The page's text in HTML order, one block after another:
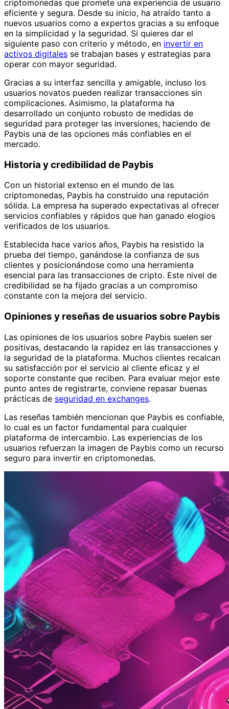
criptomonedas que promete una experiencia de usuario
eficiente y segura. Desde su inicio, ha atraído tanto a
nuevos usuarios como a expertos gracias a su enfoque
en la simplicidad y la seguridad. Si quieres dar el
siguiente paso con criterio y método, en invertir en
activos digitales se trabajan bases y estrategias para
operar con mayor seguridad.
Gracias a su interfaz sencilla y amigable, incluso los
usuarios novatos pueden realizar transacciones sin
complicaciones. Asimismo, la plataforma ha
desarrollado un conjunto robusto de medidas de
seguridad para proteger las inversiones, haciendo de
Paybis una de las opciones más confiables en el
mercado.
Historia y credibilidad de Paybis
Con un historial extenso en el mundo de las
criptomonedas, Paybis ha construido una reputación
sólida. La empresa ha superado expectativas al ofrecer
servicios confiables y rápidos que han ganado elogios
verificados de los usuarios.
Establecida hace varios años, Paybis ha resistido la
prueba del tiempo, ganándose la confianza de sus
clientes y posicionándose como una herramienta
esencial para las transacciones de cripto. Este nivel de
credibilidad se ha fijado gracias a un compromiso
constante con la mejora del servicio.
Opiniones y reseñas de usuarios sobre Paybis
Las opiniones de los usuarios sobre Paybis suelen ser
positivas, destacando la rapidez en las transacciones y
la seguridad de la plataforma. Muchos clientes recalcan
su satisfacción por el servicio al cliente eficaz y el
soporte constante que reciben. Para evaluar mejor este
punto antes de registrarte, conviene repasar buenas
prácticas de seguridad en exchanges.
Las reseñas también mencionan que Paybis es confiable,
lo cual es un factor fundamental para cualquier
plataforma de intercambio. Las experiencias de los
usuarios refuerzan la imagen de Paybis como un recurso
seguro para invertir en criptomonedas.